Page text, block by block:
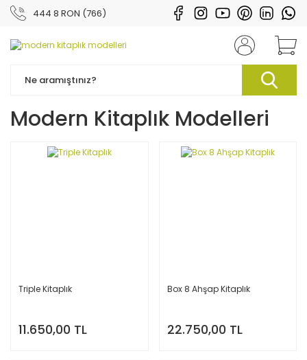
444 8 RON (766)
Modern Kitaplık Modelleri
Triple Kitaplık
11.650,00 TL
Box 8 Ahşap Kitaplık
22.750,00 TL